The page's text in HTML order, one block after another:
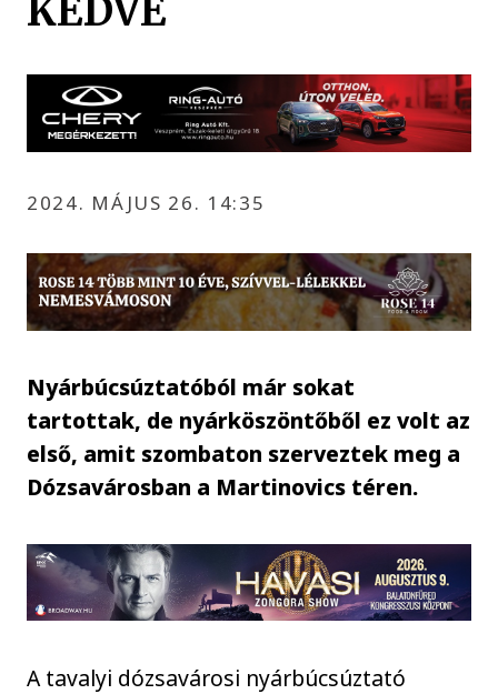
KEDVE
2024. MÁJUS 26. 14:35
Nyárbúcsúztatóból már sokat
tartottak, de nyárköszöntőből ez volt az
első, amit szombaton szerveztek meg a
Dózsavárosban a Martinovics téren.
A tavalyi dózsavárosi nyárbúcsúztató